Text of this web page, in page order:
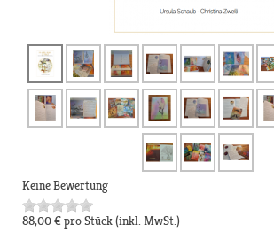
Keine Bewertung
88,00 €pro Stück(inkl. MwSt.)